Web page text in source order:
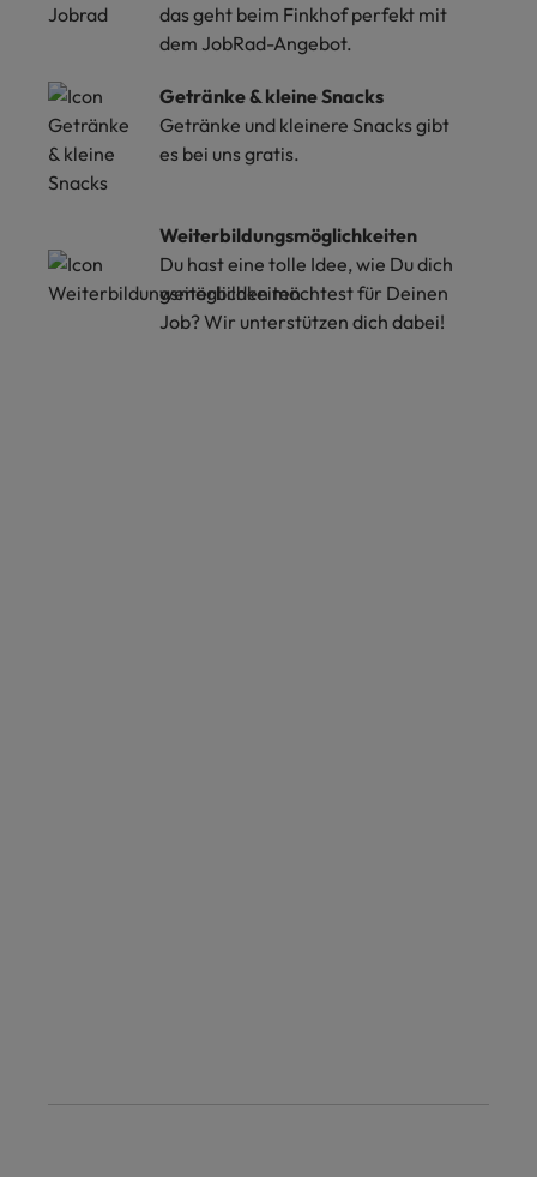
das geht beim Finkhof perfekt mit
dem JobRad-Angebot.
Getränke & kleine Snacks
Getränke und kleinere Snacks gibt
es bei uns gratis.
Weiterbildungsmöglichkeiten
Du hast eine tolle Idee, wie Du dich
weiterbilden möchtest für Deinen
Job? Wir unterstützen dich dabei!